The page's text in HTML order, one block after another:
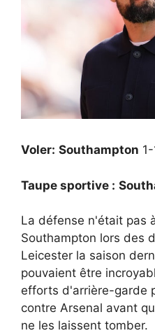
Voler: Southampton
Taupe sportive :
La défense n'était pas
Southampton lors des
Leicester la saison
pouvaient être
efforts d'arrière-garde
contre Arsenal avant
ne les laissent tomber.